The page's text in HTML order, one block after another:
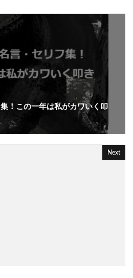
！この一年は私がカワいく叩
Next